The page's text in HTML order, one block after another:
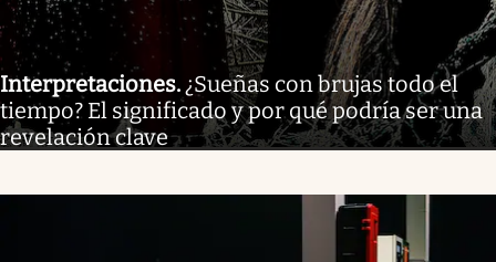
Interpretaciones. ¿Sueñas con brujas todo el
tiempo? El significado y por qué podría ser una
revelación clave